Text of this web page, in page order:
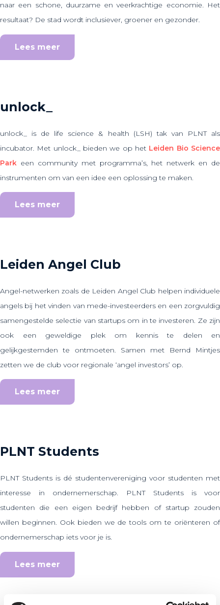
naar een schone, duurzame en veerkrachtige economie. Het
resultaat? De stad wordt inclusiever, groener en gezonder.
Lees meer
unlock_
unlock_ is de life science & health (LSH) tak van PLNT als
incubator. Met unlock_ bieden we op het Leiden Bio Science
Park een community met programma’s, het netwerk en de
instrumenten om van een idee een oplossing te maken.
Lees meer
Leiden Angel Club
Angel-netwerken zoals de Leiden Angel Club helpen individuele
angels bij het vinden van mede-investeerders en een zorgvuldig
samengestelde selectie van startups om in te investeren. Ze zijn
ook een geweldige plek om kennis te delen en
gelijkgestemden te ontmoeten. Samen met Bernd Mintjes
zetten we de club voor regionale ‘angel investors’ op.
Lees meer
PLNT Students
PLNT Students is dé studentenvereniging voor studenten met
interesse in ondernemerschap. PLNT Students is voor
studenten die een eigen bedrijf hebben of startup zouden
willen beginnen. Ook bieden we de tools om te oriënteren of
ondernemerschap iets voor je is.
Lees meer